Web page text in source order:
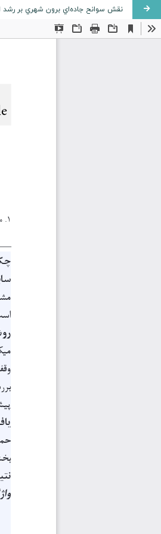
نقش سوانح جاده‌اي برون شهري بر